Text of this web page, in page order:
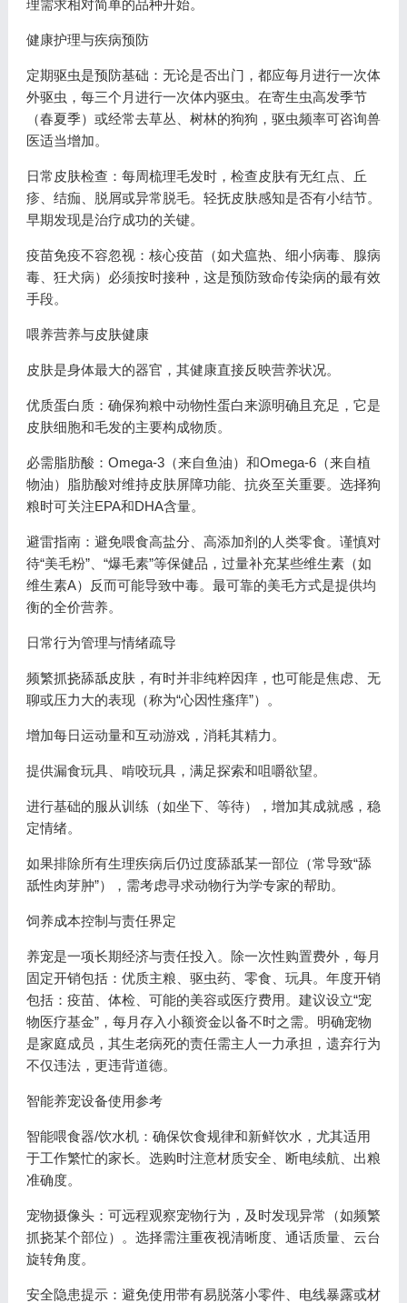
理需求相对简单的品种开始。
健康护理与疾病预防
定期驱虫是预防基础：无论是否出门，都应每月进行一次体
外驱虫，每三个月进行一次体内驱虫。在寄生虫高发季节
（春夏季）或经常去草丛、树林的狗狗，驱虫频率可咨询兽
医适当增加。
日常皮肤检查：每周梳理毛发时，检查皮肤有无红点、丘
疹、结痂、脱屑或异常脱毛。轻抚皮肤感知是否有小结节。
早期发现是治疗成功的关键。
疫苗免疫不容忽视：核心疫苗（如犬瘟热、细小病毒、腺病
毒、狂犬病）必须按时接种，这是预防致命传染病的最有效
手段。
喂养营养与皮肤健康
皮肤是身体最大的器官，其健康直接反映营养状况。
优质蛋白质：确保狗粮中动物性蛋白来源明确且充足，它是
皮肤细胞和毛发的主要构成物质。
必需脂肪酸：Omega-3（来自鱼油）和Omega-6（来自植
物油）脂肪酸对维持皮肤屏障功能、抗炎至关重要。选择狗
粮时可关注EPA和DHA含量。
避雷指南：避免喂食高盐分、高添加剂的人类零食。谨慎对
待“美毛粉”、“爆毛素”等保健品，过量补充某些维生素（如
维生素A）反而可能导致中毒。最可靠的美毛方式是提供均
衡的全价营养。
日常行为管理与情绪疏导
频繁抓挠舔舐皮肤，有时并非纯粹因痒，也可能是焦虑、无
聊或压力大的表现（称为“心因性瘙痒”）。
增加每日运动量和互动游戏，消耗其精力。
提供漏食玩具、啃咬玩具，满足探索和咀嚼欲望。
进行基础的服从训练（如坐下、等待），增加其成就感，稳
定情绪。
如果排除所有生理疾病后仍过度舔舐某一部位（常导致“舔
舐性肉芽肿”），需考虑寻求动物行为学专家的帮助。
饲养成本控制与责任界定
养宠是一项长期经济与责任投入。除一次性购置费外，每月
固定开销包括：优质主粮、驱虫药、零食、玩具。年度开销
包括：疫苗、体检、可能的美容或医疗费用。建议设立“宠
物医疗基金”，每月存入小额资金以备不时之需。明确宠物
是家庭成员，其生老病死的责任需主人一力承担，遗弃行为
不仅违法，更违背道德。
智能养宠设备使用参考
智能喂食器/饮水机：确保饮食规律和新鲜饮水，尤其适用
于工作繁忙的家长。选购时注意材质安全、断电续航、出粮
准确度。
宠物摄像头：可远程观察宠物行为，及时发现异常（如频繁
抓挠某个部位）。选择需注重夜视清晰度、通话质量、云台
旋转角度。
安全隐患提示：避免使用带有易脱落小零件、电线暴露或材